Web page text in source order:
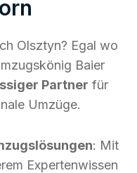
Olsztyn? Egal wo
Baier
Partner für
Umzüge.
: Mit
Expertenwissen